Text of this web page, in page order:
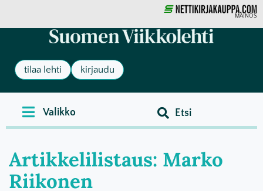
MAINOS
tilaa lehti kirjaudu
Artikkelilistaus: Marko
Riikonen